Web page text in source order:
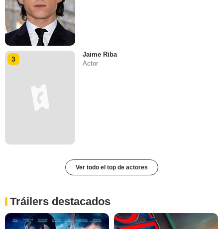
3
Jaime Riba
Actor
Ver todo el top de actores
Tráilers destacados